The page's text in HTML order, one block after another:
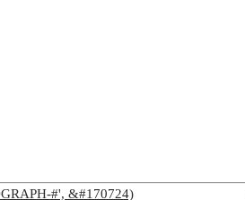
#', &#170724)